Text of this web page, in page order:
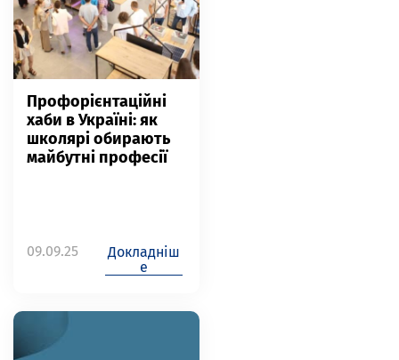
Профорієнтаційні
хаби в Україні: як
школярі обирають
майбутні професії
09.09.25
Докладніш
е